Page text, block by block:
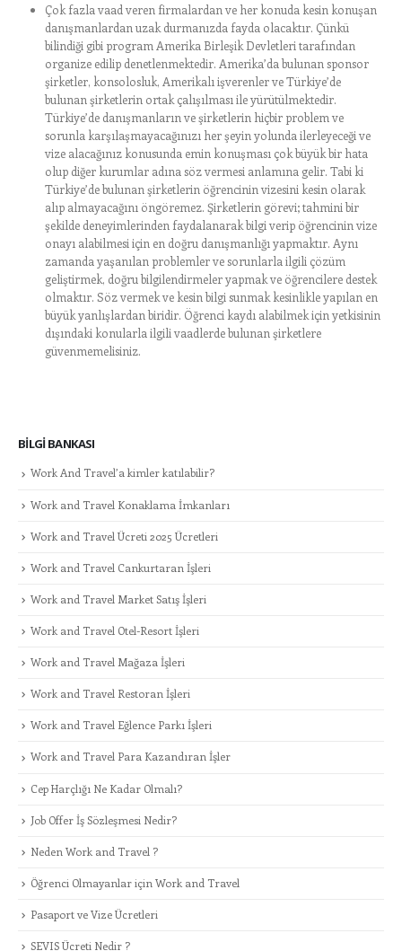
Çok fazla vaad veren firmalardan ve her konuda kesin konuşan
danışmanlardan uzak durmanızda fayda olacaktır. Çünkü
bilindiği gibi program Amerika Birleşik Devletleri tarafından
organize edilip denetlenmektedir. Amerika’da bulunan sponsor
şirketler, konsolosluk, Amerikalı işverenler ve Türkiye’de
bulunan şirketlerin ortak çalışılması ile yürütülmektedir.
Türkiye’de danışmanların ve şirketlerin hiçbir problem ve
sorunla karşılaşmayacağınızı her şeyin yolunda ilerleyeceği ve
vize alacağınız konusunda emin konuşması çok büyük bir hata
olup diğer kurumlar adına söz vermesi anlamına gelir. Tabi ki
Türkiye’de bulunan şirketlerin öğrencinin vizesini kesin olarak
alıp almayacağını öngöremez. Şirketlerin görevi; tahmini bir
şekilde deneyimlerinden faydalanarak bilgi verip öğrencinin vize
onayı alabilmesi için en doğru danışmanlığı yapmaktır. Aynı
zamanda yaşanılan problemler ve sorunlarla ilgili çözüm
geliştirmek, doğru bilgilendirmeler yapmak ve öğrencilere destek
olmaktır. Söz vermek ve kesin bilgi sunmak kesinlikle yapılan en
büyük yanlışlardan biridir. Öğrenci kaydı alabilmek için yetkisinin
dışındaki konularla ilgili vaadlerde bulunan şirketlere
güvenmemelisiniz.
BILGI BANKASI
Work And Travel’a kimler katılabilir?
Work and Travel Konaklama İmkanları
Work and Travel Ücreti 2025 Ücretleri
Work and Travel Cankurtaran İşleri
Work and Travel Market Satış İşleri
Work and Travel Otel-Resort İşleri
Work and Travel Mağaza İşleri
Work and Travel Restoran İşleri
Work and Travel Eğlence Parkı İşleri
Work and Travel Para Kazandıran İşler
Cep Harçlığı Ne Kadar Olmalı?
Job Offer İş Sözleşmesi Nedir?
Neden Work and Travel ?
Öğrenci Olmayanlar için Work and Travel
Pasaport ve Vize Ücretleri
SEVIS Ücreti Nedir ?